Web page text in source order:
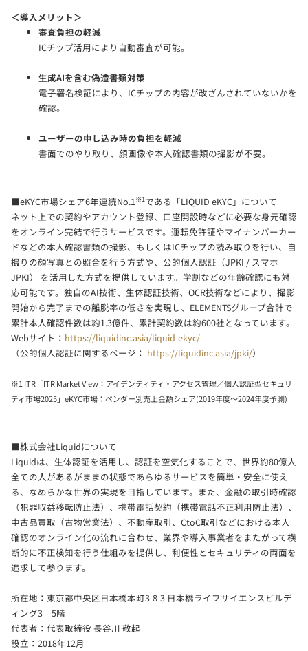
＜導入メリット＞
審査負担の軽減
ICチップ活用により自動審査が可能。
生成AIを含む偽造書類対策
電子署名検証により、ICチップの内容が改ざんされていないかを
確認。
ユーザーの申し込み時の負担を軽減
書面でのやり取り、顔画像や本人確認書類の撮影が不要。
■eKYC市場シェア6年連続No.1※1である「LIQUID eKYC」について
ネット上での契約やアカウント登録、口座開設時などに必要な身元確認
をオンライン完結で行うサービスです。運転免許証やマイナンバーカー
ドなどの本人確認書類の撮影、もしくはICチップの読み取りを行い、自
撮りの顔写真との照合を行う方式や、公的個人認証（JPKI / スマホ
JPKI） を活用した方式を提供しています。学割などの年齢確認にも対
応可能です。独自のAI技術、生体認証技術、OCR技術などにより、撮影
開始から完了までの離脱率の低さを実現し、ELEMENTSグループ合計で
累計本人確認件数は約1.3億件、累計契約数は約600社となっています。
Webサイト： https://liquidinc.asia/liquid-ekyc/
（公的個人認証に関するページ： https://liquidinc.asia/jpki/）
※1 ITR「ITR Market View：アイデンティティ・アクセス管理／個人認証型セキュリ
ティ市場2025」eKYC市場：ベンダー別売上金額シェア(2019年度～2024年度予測)
■株式会社Liquidについて
Liquidは、生体認証を活用し、認証を空気化することで、世界約80億人
全ての人があるがままの状態であらゆるサービスを簡単・安全に使え
る、なめらかな世界の実現を目指しています。また、金融の取引時確認
（犯罪収益移転防止法）、携帯電話契約（携帯電話不正利用防止法）、
中古品買取（古物営業法）、不動産取引、CtoC取引などにおける本人
確認のオンライン化の流れに合わせ、業界や導入事業者をまたがって横
断的に不正検知を行う仕組みを提供し、利便性とセキュリティの両面を
追求して参ります。
所在地：東京都中央区日本橋本町3-8-3 日本橋ライフサイエンスビルデ
ィング3 5階
代表者：代表取締役 長谷川 敬起
設立：2018年12月